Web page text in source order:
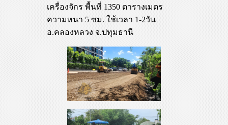
เครื่องจักร พื้นที่ 1350 ตารางเมตร
ความหนา 5 ซม. ใช้เวลา 1-2วัน
อ.คลองหลวง จ.ปทุมธานี